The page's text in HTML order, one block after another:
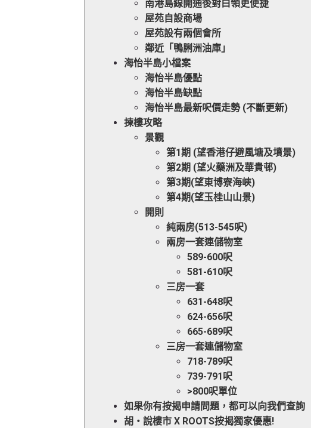
南港島線開通後對白領更便捷
屋苑自設商場
屋苑設有兩個會所
鄰近「鴨脷洲油庫」
海怡半島小檔案
海怡半島優點
海怡半島缺點
海怡半島最新呎價走勢 (不斷更新)
揀樓攻略
景觀
第1期 (望香港仔避風塘及墳景)
第2期 (望火藥洲及華貴邨)
第3期(望東博寮海峽)
第4期(望玉桂山山景)
開則
純兩房(513-545呎)
兩房一套連儲物室
589-600呎
581-610呎
三房一套
631-648呎
624-656呎
665-689呎
三房一套連儲物室
718-789呎
739-791呎
>800呎單位
如果你有按揭申請問題，都可以向我們查詢
胡‧說樓市 X ROOTS按揭獨家優惠!